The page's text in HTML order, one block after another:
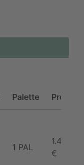
Palette Preis
1 PAL
1.499,00
€